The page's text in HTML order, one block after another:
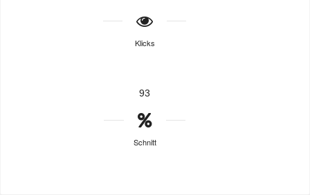
Klicks
93
Schnitt